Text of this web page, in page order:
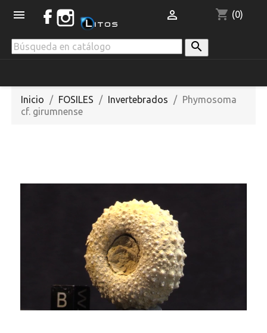
 shopping_cart (0)


Inicio FOSILES Invertebrados
Phymosoma
cf. girumnense